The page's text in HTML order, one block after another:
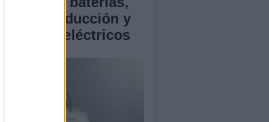
a la conducción y
coches eléctricos